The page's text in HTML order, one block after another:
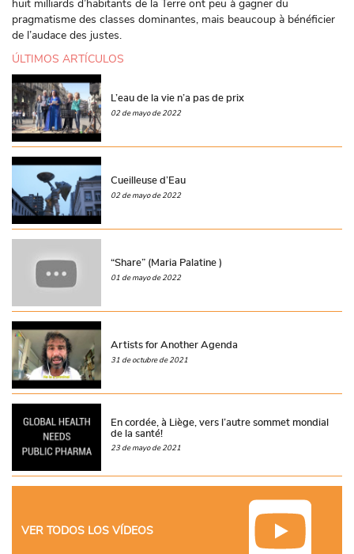
huit milliards d’habitants de la Terre ont peu à gagner du
pragmatisme des classes dominantes, mais beaucoup à bénéficier
de l’audace des justes.
ÚLTIMOS ARTÍCULOS
L’eau de la vie n’a pas de prix
02 de mayo de 2022
Cueilleuse d’Eau
02 de mayo de 2022
“Share” (Maria Palatine )
01 de mayo de 2022
Artists for Another Agenda
31 de octubre de 2021
En cordée, à Liège, vers l’autre sommet mondial
de la santé!
23 de mayo de 2021
VER TODOS LOS VÍDEOS